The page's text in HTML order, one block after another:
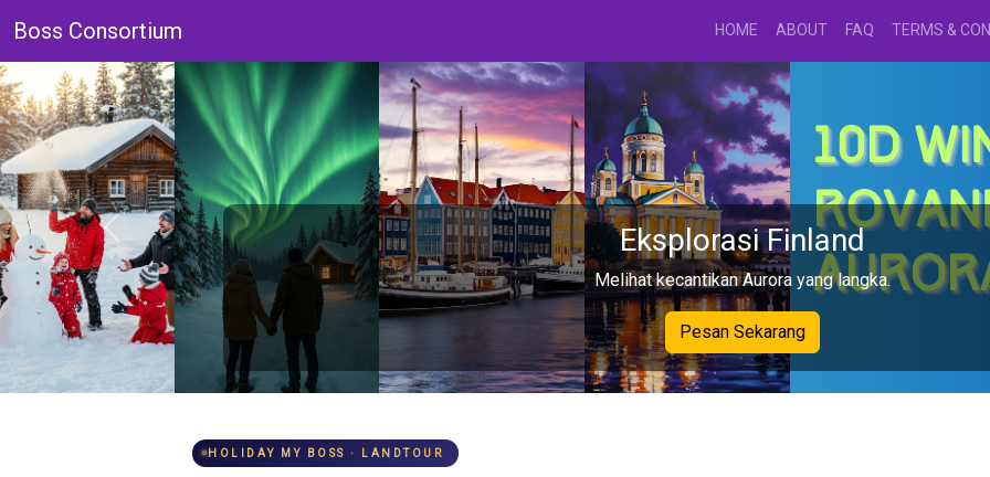
Boss Consortium HOME ABOUT FAQ TERMS &
Musim Sakura Telah Tiba
Rasakan keindahan hanami di bawah pohon sakura mekar.
Lihat Promo
HOLIDAY MY BOSS · LANDTOUR